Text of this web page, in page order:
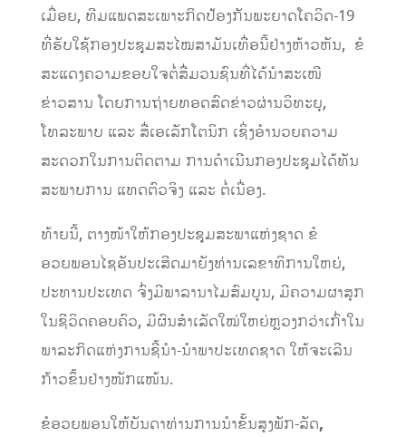
ເມື່ອຍ, ທີມແພດສະເພາະກິດປ້ອງກັນພະຍາດໂຄວິດ-19
ທີ່ຮັບໃຊ້ກອງປະຊຸມສະໄໝສາມັນເທື່ອນີ້ຢ່າງຫ້າວຫັນ, ຂໍ
ສະແດງຄວາມຂອບໃຈຕໍ່ສື່ມວນຊົນທີ່ໄດ້ນໍາສະເໜີ
ຂ່າວສານ ໂດຍການຖ່າຍທອດສົດຂ່າວຜ່ານວິທະຍຸ,
ໂທລະພາບ ແລະ ສື່ເອເລັກໂຕນິກ ເຊິ່ງອໍານວຍຄວາມ
ສະດວກໃນການຕິດຕາມ ການດໍາເນີນກອງປະຊຸມໄດ້ທັນ
ສະພາບການ ແທດຕົວຈິງ ແລະ ຕໍ່ເນື່ອງ.
ທ້າຍນີ້, ຕາງໜ້າໃຫ້ກອງປະຊຸມສະພາແຫ່ງຊາດ ຂໍ
ອວຍພອນໄຊອັນປະເສີດມາຍັງທ່ານເລຂາທິການໃຫຍ່,
ປະທານປະເທດ ຈົ່ງມີພາລານາໄມສົມບູນ, ມີຄວາມຜາສຸກ
ໃນຊີວິດຄອບຄົວ, ມີຜົນສໍາເລັດໃໝ່ໃຫຍ່ຫຼວງກວ່າເກົ່າໃນ
ພາລະກິດແຫ່ງການຊີ້ນໍາ-ນໍາພາປະເທດຊາດ ໃຫ້ຈະເລີນ
ກ້າວຂຶ້ນຢ່າງໜັກແໜ້ນ.
ຂໍອວຍພອນໃຫ້ບັນດາທ່ານການນໍາຂັ້ນສູງພັກ-ລັດ,